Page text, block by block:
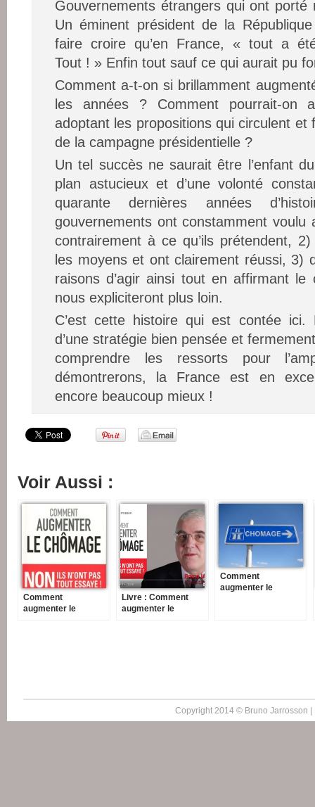
Gouvernements étrangers qui ont porté
Un éminent président de la
faire croire qu’en France, « tout a
Tout ! » Enfin tout sauf ce qui aurait pu
Comment a-t-on si brillamment
les années ? Comment pourrait-on
adoptant les propositions qui circulent et
de la campagne présidentielle ?
Un tel succès ne saurait être l’enfant
plan astucieux et d’une volonté
quarante dernières années
gouvernements ont constamment voulu
contrairement à ce qu’ils prétendent, 2)
les moyens et ont clairement réussi, 3)
raisons d’agir ainsi tout en affirmant le
nous expliciteront plus loin.
C’est cette histoire qui est contée ici.
d’une stratégie bien pensée et
comprendre les ressorts pour
démontrerons, la France est en
encore beaucoup mieux !
Voir Aussi :
Comment
augmenter le
Livre : Comment
augmenter le
Comment
augmenter le
Copyright 2014 © Bruno Jarrosson |